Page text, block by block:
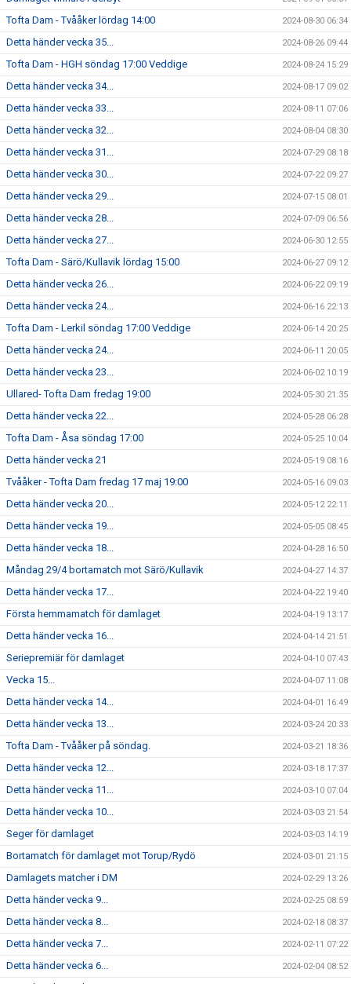
Tofta Dam - Tvååker lördag 14:00 2024-08-30 06:34
Detta händer vecka 35... 2024-08-26 09:44
Tofta Dam - HGH söndag 17:00 Veddige 2024-08-24 15:29
Detta händer vecka 34... 2024-08-17 09:02
Detta händer vecka 33... 2024-08-11 07:06
Detta händer vecka 32... 2024-08-04 08:30
Detta händer vecka 31... 2024-07-29 08:18
Detta händer vecka 30... 2024-07-22 09:27
Detta händer vecka 29... 2024-07-15 08:01
Detta händer vecka 28... 2024-07-09 06:56
Detta händer vecka 27... 2024-06-30 12:55
Tofta Dam - Särö/Kullavik lördag 15:00 2024-06-27 09:12
Detta händer vecka 26... 2024-06-22 09:19
Detta händer vecka 24... 2024-06-16 22:13
Tofta Dam - Lerkil söndag 17:00 Veddige 2024-06-14 20:25
Detta händer vecka 24... 2024-06-11 20:05
Detta händer vecka 23... 2024-06-02 10:19
Ullared- Tofta Dam fredag 19:00 2024-05-30 21:35
Detta händer vecka 22... 2024-05-28 06:28
Tofta Dam - Åsa söndag 17:00 2024-05-25 10:04
Detta händer vecka 21 2024-05-19 08:16
Tvååker - Tofta Dam fredag 17 maj 19:00 2024-05-16 09:03
Detta händer vecka 20... 2024-05-12 22:11
Detta händer vecka 19... 2024-05-05 08:45
Detta händer vecka 18... 2024-04-28 16:50
Måndag 29/4 bortamatch mot Särö/Kullavik 2024-04-27 14:37
Detta händer vecka 17... 2024-04-22 19:40
Första hemmamatch för damlaget 2024-04-19 13:17
Detta händer vecka 16... 2024-04-14 21:51
Seriepremiär för damlaget 2024-04-10 07:43
Vecka 15... 2024-04-07 11:08
Detta händer vecka 14... 2024-04-01 16:49
Detta händer vecka 13... 2024-03-24 20:33
Tofta Dam - Tvååker på söndag. 2024-03-21 18:36
Detta händer vecka 12... 2024-03-18 17:37
Detta händer vecka 11... 2024-03-10 07:04
Detta händer vecka 10... 2024-03-03 21:54
Seger för damlaget 2024-03-03 14:19
Bortamatch för damlaget mot Torup/Rydö 2024-03-01 21:15
Damlagets matcher i DM 2024-02-29 13:26
Detta händer vecka 9... 2024-02-25 08:59
Detta händer vecka 8... 2024-02-18 08:37
Detta händer vecka 7... 2024-02-11 07:22
Detta händer vecka 6... 2024-02-04 08:52